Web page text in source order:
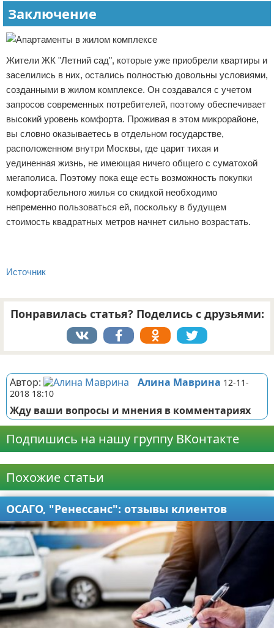
Заключение
Жители ЖК "Летний сад", которые уже приобрели квартиры и
заселились в них, остались полностью довольны условиями,
созданными в жилом комплексе. Он создавался с учетом
запросов современных потребителей, поэтому обеспечивает
высокий уровень комфорта. Проживая в этом микрорайоне,
вы словно оказываетесь в отдельном государстве,
расположенном внутри Москвы, где царит тихая и
уединенная жизнь, не имеющая ничего общего с суматохой
мегаполиса. Поэтому пока еще есть возможность покупки
комфортабельного жилья со скидкой необходимо
непременно пользоваться ей, поскольку в будущем
стоимость квадратных метров начнет сильно возрастать.
Источник
Понравилась статья? Поделись с друзьями:
Автор: Алина Маврина 12-11-
2018 18:10
Жду ваши вопросы и мнения в комментариях
Подпишись на нашу группу ВКонтакте
Похожие статьи
ОСАГО, "Ренессанс": отзывы клиентов